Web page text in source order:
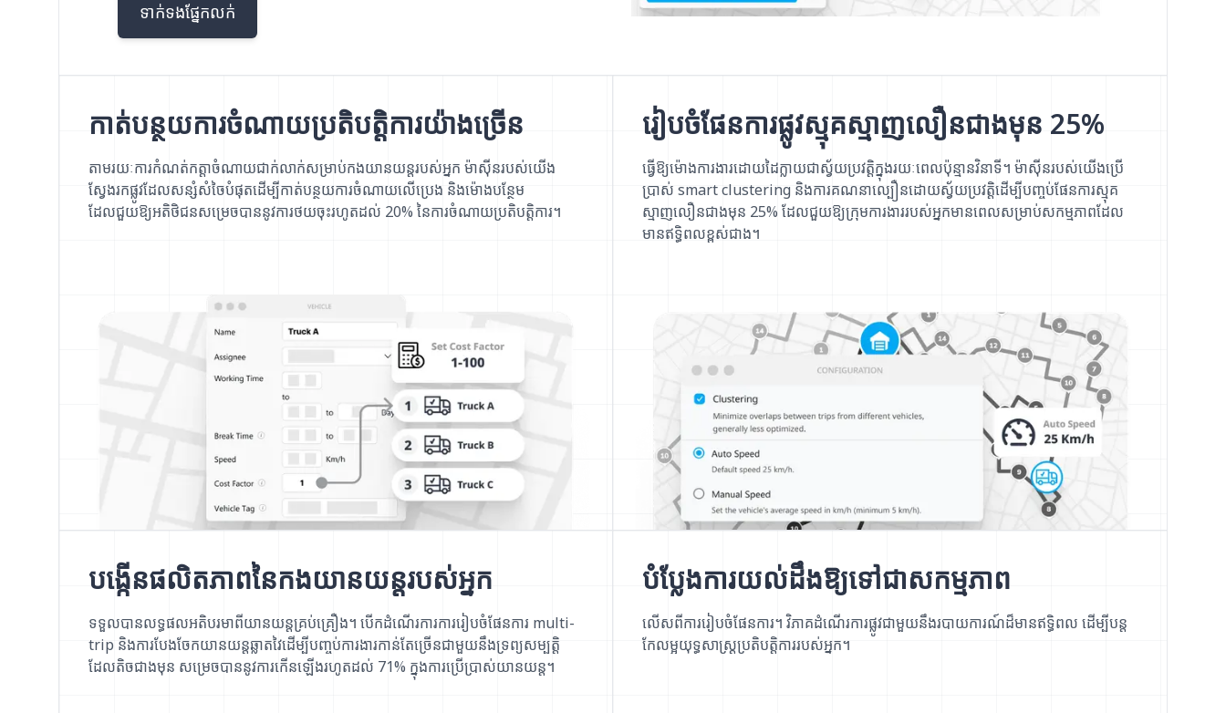
ទាក់ទងផ្នែកលក់
កាត់បន្ថយការចំណាយប្រតិបត្តិការយ៉ាងច្រើន
តាមរយៈការកំណត់កត្តាចំណាយជាក់លាក់សម្រាប់កងយានយន្តរបស់អ្នក ម៉ាស៊ីនរបស់យើង
ស្វែងរកផ្លូវដែលសន្សំសំចៃបំផុតដើម្បីកាត់បន្ថយការចំណាយលើប្រេង និងម៉ោងបន្ថែម
ដែលជួយឱ្យអតិថិជនសម្រេចបាននូវការថយចុះរហូតដល់ 20% នៃការចំណាយប្រតិបត្តិការ។
រៀបចំផែនការផ្លូវស្មុគស្មាញលឿនជាងមុន 25%
ធ្វើឱ្យម៉ោងការងារដោយដៃក្លាយជាស្វ័យប្រវត្តិក្នុងរយៈពេលប៉ុន្មានវិនាទី។ ម៉ាស៊ីនរបស់យើងប្រើ
ប្រាស់ smart clustering និងការគណនាល្បឿនដោយស្វ័យប្រវត្តិដើម្បីបញ្ចប់ផែនការស្មុគ
ស្មាញលឿនជាងមុន 25% ដែលជួយឱ្យក្រុមការងាររបស់អ្នកមានពេលសម្រាប់សកម្មភាពដែល
មានឥទ្ធិពលខ្ពស់ជាង។
បង្កើនផលិតភាពនៃកងយានយន្តរបស់អ្នក
ទទួលបានលទ្ធផលអតិបរមាពីយានយន្តគ្រប់គ្រឿង។ បើកដំណើរការការរៀបចំផែនការ multi-
trip និងការបែងចែកយានយន្តឆ្លាតវៃដើម្បីបញ្ចប់ការងារកាន់តែច្រើនជាមួយនឹងទ្រព្យសម្បត្តិ
ដែលតិចជាងមុន សម្រេចបាននូវការកើនឡើងរហូតដល់ 71% ក្នុងការប្រើប្រាស់យានយន្ត។
បំប្លែងការយល់ដឹងឱ្យទៅជាសកម្មភាព
លើសពីការរៀបចំផែនការ។ វិភាគដំណើរការផ្លូវជាមួយនឹងរបាយការណ៍ដ៏មានឥទ្ធិពល ដើម្បីបន្ត
កែលម្អយុទ្ធសាស្ត្រប្រតិបត្តិការរបស់អ្នក។